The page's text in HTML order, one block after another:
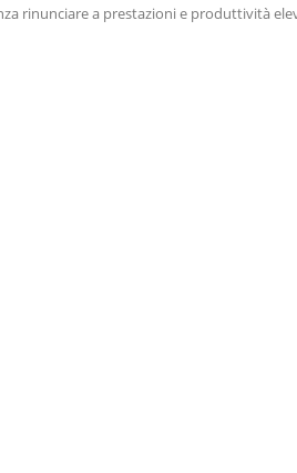
rinunciare a prestazioni e produttività